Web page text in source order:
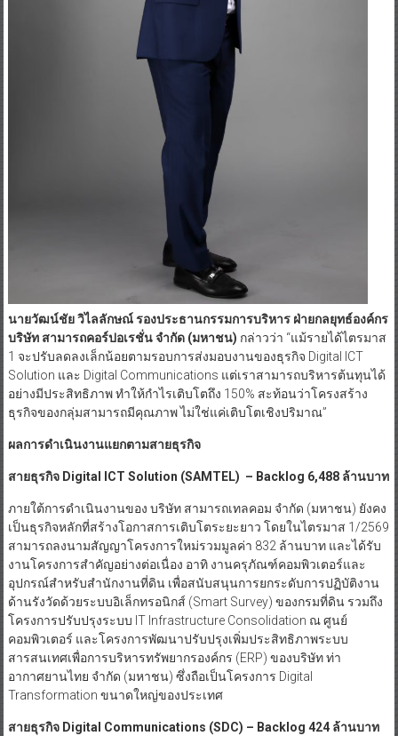
นายวัฒน์ชัย วิไลลักษณ์ รองประธานกรรมการบริหาร ฝ่ายกลยุทธ์องค์กร
บริษัท สามารถคอร์ปอเรชั่น จำกัด (มหาชน) กล่าวว่า “แม้รายได้ไตรมาส
1 จะปรับลดลงเล็กน้อยตามรอบการส่งมอบงานของธุรกิจ Digital ICT
Solution และ Digital Communications แต่เราสามารถบริหารต้นทุนได้
อย่างมีประสิทธิภาพ ทำให้กำไรเติบโตถึง 150% สะท้อนว่าโครงสร้าง
ธุรกิจของกลุ่มสามารถมีคุณภาพ ไม่ใช่แค่เติบโตเชิงปริมาณ”
ผลการดำเนินงานแยกตามสายธุรกิจ
สายธุรกิจ Digital ICT Solution (SAMTEL) – Backlog 6,488 ล้านบาท
ภายใต้การดำเนินงานของ บริษัท สามารถเทลคอม จำกัด (มหาชน) ยังคง
เป็นธุรกิจหลักที่สร้างโอกาสการเติบโตระยะยาว โดยในไตรมาส 1/2569
สามารถลงนามสัญญาโครงการใหม่รวมมูลค่า 832 ล้านบาท และได้รับ
งานโครงการสำคัญอย่างต่อเนื่อง อาทิ งานครุภัณฑ์คอมพิวเตอร์และ
อุปกรณ์สำหรับสำนักงานที่ดิน เพื่อสนับสนุนการยกระดับการปฏิบัติงาน
ด้านรังวัดด้วยระบบอิเล็กทรอนิกส์ (Smart Survey) ของกรมที่ดิน รวมถึง
โครงการปรับปรุงระบบ IT Infrastructure Consolidation ณ ศูนย์
คอมพิวเตอร์ และโครงการพัฒนาปรับปรุงเพิ่มประสิทธิภาพระบบ
สารสนเทศเพื่อการบริหารทรัพยากรองค์กร (ERP) ของบริษัท ท่า
อากาศยานไทย จำกัด (มหาชน) ซึ่งถือเป็นโครงการ Digital
Transformation ขนาดใหญ่ของประเทศ
สายธุรกิจ Digital Communications (SDC) – Backlog 424 ล้านบาท